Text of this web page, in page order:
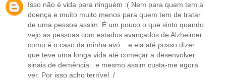
Isso não é vida para ninguém :( Nem para quem tem a
doença e muito muito menos para quem tem de tratar
de uma pessoa assim. É um pouco o que sinto quando
vejo as pessoas com estados avançados de Alzheimer
como é o caso da minha avó... e ela até posso dizer
que teve uma longa vida até começar a desenvolver
sinais de demência.. e mesmo assim custa-me agora
ver. Por isso acho terrível :/